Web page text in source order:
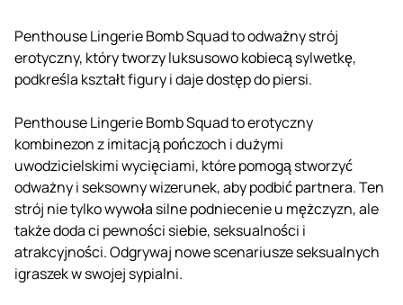
Penthouse Lingerie Bomb Squad to odważny strój
erotyczny, który tworzy luksusowo kobiecą sylwetkę,
podkreśla kształt figury i daje dostęp do piersi.
Penthouse Lingerie Bomb Squad to erotyczny
kombinezon z imitacją pończoch i dużymi
uwodzicielskimi wycięciami, które pomogą stworzyć
odważny i seksowny wizerunek, aby podbić partnera. Ten
strój nie tylko wywoła silne podniecenie u mężczyzn, ale
także doda ci pewności siebie, seksualności i
atrakcyjności. Odgrywaj nowe scenariusze seksualnych
igraszek w swojej sypialni.